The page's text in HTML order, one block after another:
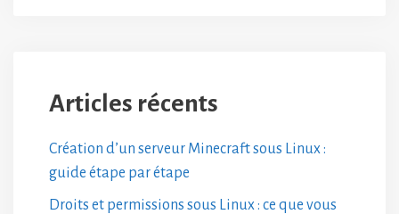
Articles récents
Création d’un serveur Minecraft sous Linux :
guide étape par étape
Droits et permissions sous Linux : ce que vous